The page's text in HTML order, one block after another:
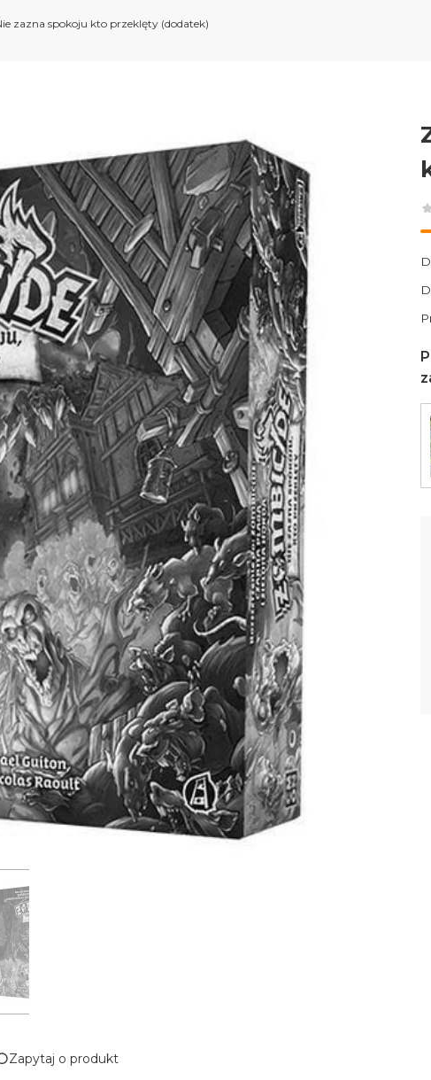
zazna spokoju kto przeklęty (dodatek)
Zapytaj o produkt